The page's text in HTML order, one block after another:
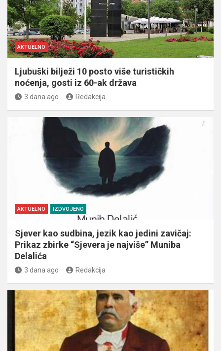
AKTUELNO
Ljubuški bilježi 10 posto više turističkih
noćenja, gosti iz 60-ak država
3 dana ago Redakcija
AKTUELNO IZDVOJENO
Sjever kao sudbina, jezik kao jedini zavičaj:
Prikaz zbirke “Sjevera je najviše” Muniba
Delalića
3 dana ago Redakcija